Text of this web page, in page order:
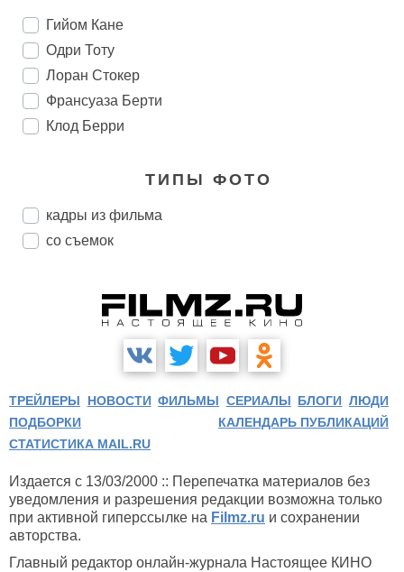
Гийом Кане
Одри Тоту
Лоран Стокер
Франсуаза Берти
Клод Берри
ТИПЫ ФОТО
кадры из фильма
со съемок
ТРЕЙЛЕРЫ НОВОСТИ ФИЛЬМЫ СЕРИАЛЫ БЛОГИ ЛЮДИ
ПОДБОРКИ
КАЛЕНДАРЬ ПУБЛИКАЦИЙ
СТАТИСТИКА MAIL.RU
Издается с 13/03/2000 :: Перепечатка материалов без
уведомления и разрешения редакции возможна только
при активной гиперссылке на Filmz.ru и сохранении
авторства.
Главный редактор онлайн-журнала Настоящее КИНО